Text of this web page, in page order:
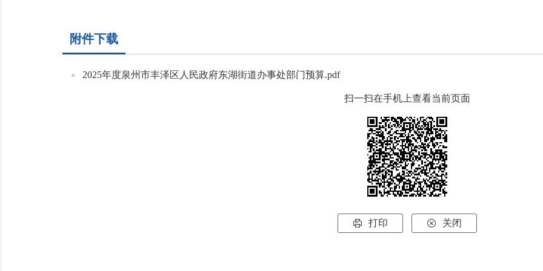
附件下载
2025年度泉州市丰泽区人民政府东湖街道办事处部门预算.pdf
扫一扫在手机上查看当前页面
 打印  关闭